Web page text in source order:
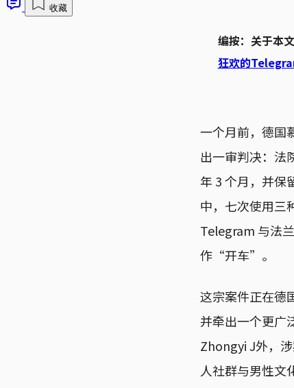
收藏
编按：关于本
狂欢的
一个月前，德国
出一审判决：法
年 3 个月，并保
中，七次使用三
Telegram 与法
作“开车”。
这宗案件正在德
并牵出一个更广
Zhongyi J外，
人社群与男性文